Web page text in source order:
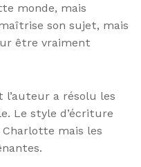
monde, mais
son sujet, mais
être vraiment
l’auteur a résolu les
Le style d’écriture
mais les